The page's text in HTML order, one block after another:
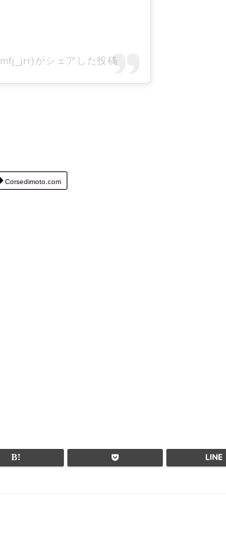
がシェアした投稿
Corsedimoto.com